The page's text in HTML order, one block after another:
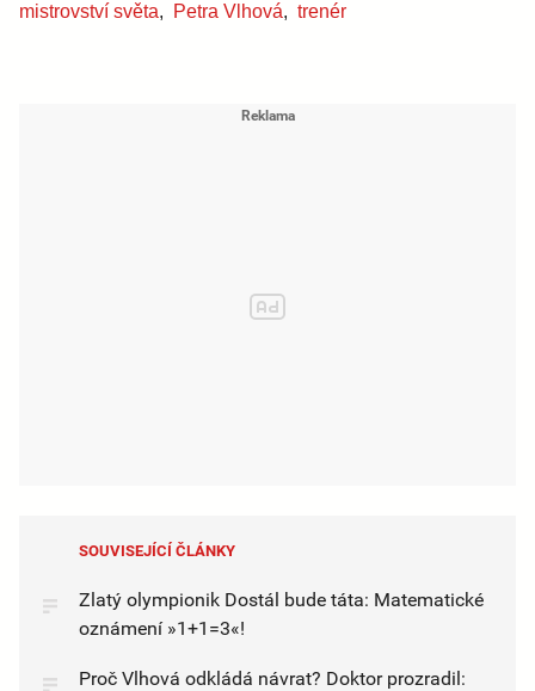
mistrovství světa, Petra Vlhová, trenér
SOUVISEJÍCÍ ČLÁNKY
Zlatý olympionik Dostál bude táta: Matematické
oznámení »1+1=3«!
Proč Vlhová odkládá návrat? Doktor prozradil: